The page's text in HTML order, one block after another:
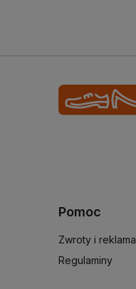
Pomoc
Zwroty i
Regulaminy